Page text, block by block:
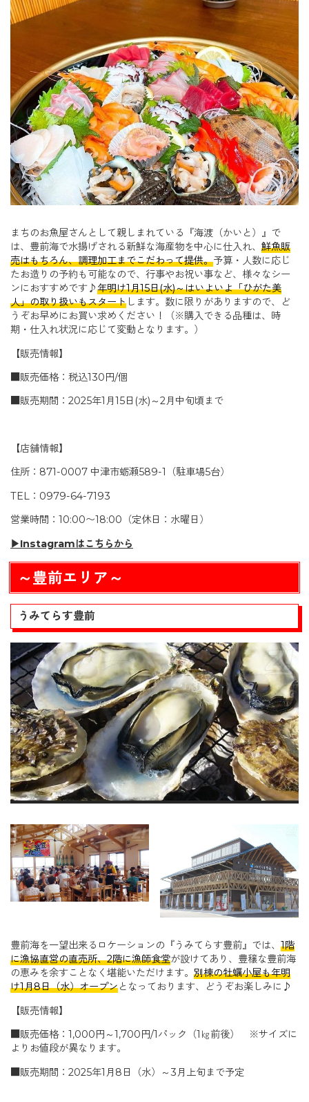
まちのお魚屋さんとして親しまれている『海渡（かいと）』で
は、豊前海で水揚げされる新鮮な海産物を中心に仕入れ、 鮮魚販
売はもちろん、調理加工までこだわって提供。予算・人数に応じ
たお造りの予約も可能なので、行事やお祝い事など、様々なシー
ンにおすすめです♪年明け1月15日(水)～はいよいよ「ひがた美
人」の取り扱いもスタート します。数に限りがありますので、ど
うぞお早めにお買い求めください！（※購入できる品種は、時
期・仕入れ状況に応じて変動となります。）
【販売情報】
■販売価格：税込130円/個
■販売期間：2025年1月15日(水)～2月中旬頃まで
【店舗情報】
住所：871-0007 中津市蛎瀬589-1（駐車場5台）
TEL：0979-64-7193
営業時間：10:00〜18:00（定休日：水曜日）
▶Instagramはこちらから
～豊前エリア～
うみてらす豊前
豊前海を一望出来るロケーションの『うみてらす豊前』では、 1階
に漁協直営の直売所、2階に漁師食堂が設けてあり、豊穣な豊前海
の恵みを余すことなく堪能いただけます。 別棟の牡蠣小屋も年明
け1月8日（水）オープンとなっております、どうぞお楽しみに♪
【販売情報】
■販売価格：1,000円～1,700円/1パック（1㎏前後） ※サイズに
よりお値段が異なります。
■販売期間：2025年1月8日（水）～3月上旬まで予定